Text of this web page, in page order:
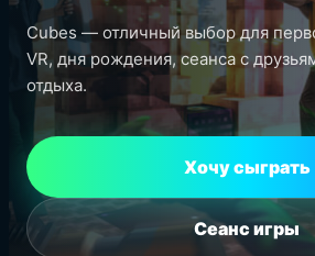
Cubes — отличный выбор для
VR, дня рождения, сеанса с
отдыха.
Хочу сыграть
Сеанс игры